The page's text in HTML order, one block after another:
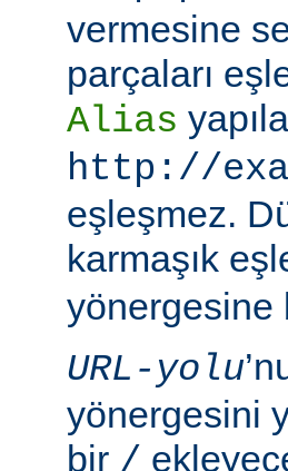
vermesine
parçaları
Alias
http://
eşleşmez.
karmaşık
yönergesine
URL-yolu
yönergesini
bir /